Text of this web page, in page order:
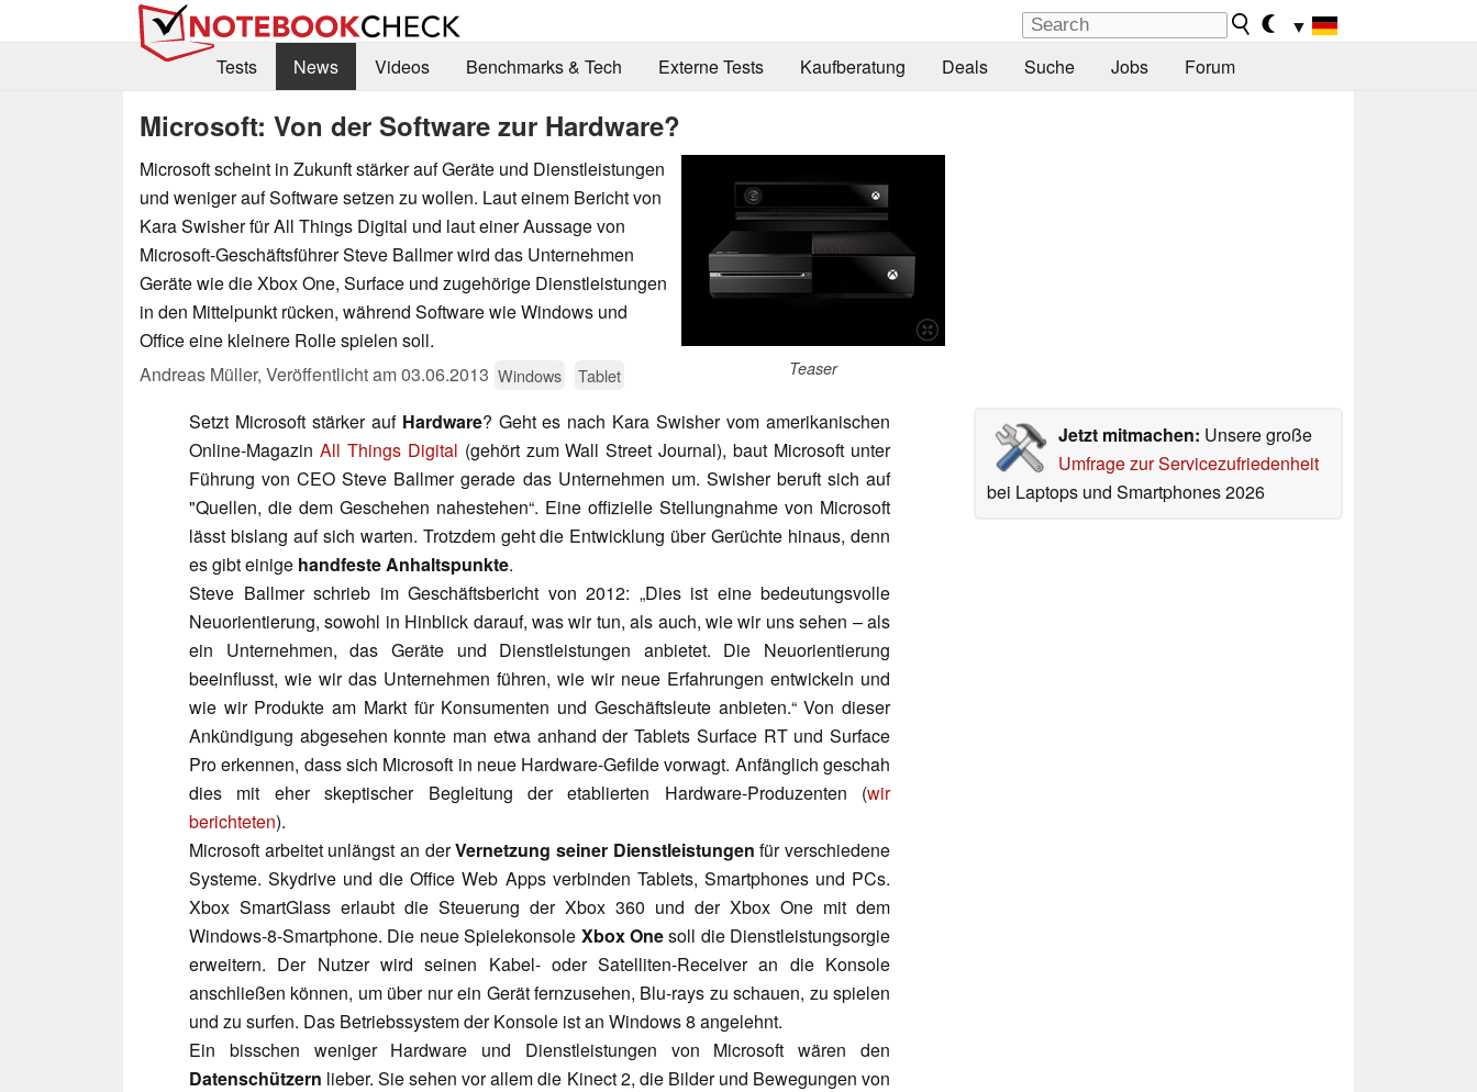
▼
Tests
News Videos Benchmarks & Tech Externe Tests Kaufberatung Deals Suche Jobs Forum
Microsoft: Von der Software zur Hardware?
Teaser
Microsoft scheint in Zukunft stärker auf Geräte und Dienstleistungen
und weniger auf Software setzen zu wollen. Laut einem Bericht von
Kara Swisher für All Things Digital und laut einer Aussage von
Microsoft-Geschäftsführer Steve Ballmer wird das Unternehmen
Geräte wie die Xbox One, Surface und zugehörige Dienstleistungen
in den Mittelpunkt rücken, während Software wie Windows und
Office eine kleinere Rolle spielen soll.
Andreas Müller, Veröffentlicht am03.06.2013 Windows Tablet
Jetzt mitmachen: Unsere große
Umfrage zur Servicezufriedenheit
bei Laptops und Smartphones 2026
Setzt Microsoft stärker auf Hardware? Geht es nach Kara Swisher vom amerikanischen
Online-Magazin All Things Digital (gehört zum Wall Street Journal), baut Microsoft unter
Führung von CEO Steve Ballmer gerade das Unternehmen um. Swisher beruft sich auf
"Quellen, die dem Geschehen nahestehen“. Eine offizielle Stellungnahme von Microsoft
lässt bislang auf sich warten. Trotzdem geht die Entwicklung über Gerüchte hinaus, denn
es gibt einige handfeste Anhaltspunkte.
Steve Ballmer schrieb im Geschäftsbericht von 2012: „Dies ist eine bedeutungsvolle
Neuorientierung, sowohl in Hinblick darauf, was wir tun, als auch, wie wir uns sehen – als
ein Unternehmen, das Geräte und Dienstleistungen anbietet. Die Neuorientierung
beeinflusst, wie wir das Unternehmen führen, wie wir neue Erfahrungen entwickeln und
wie wir Produkte am Markt für Konsumenten und Geschäftsleute anbieten.“ Von dieser
Ankündigung abgesehen konnte man etwa anhand der Tablets SurfaceRT und Surface
Pro erkennen, dass sich Microsoft in neue Hardware-Gefilde vorwagt. Anfänglich geschah
dies mit eher skeptischer Begleitung der etablierten Hardware-Produzenten (wir
berichteten).
Microsoft arbeitet unlängst an derVernetzung seiner Dienstleistungen für verschiedene
Systeme. Skydrive und die Office Web Apps verbinden Tablets, Smartphones und PCs.
Xbox SmartGlass erlaubt die Steuerung der Xbox 360 und der Xbox One mit dem
Windows-8-Smartphone. Die neue Spielekonsole Xbox Onesoll die Dienstleistungsorgie
erweitern. Der Nutzer wird seinen Kabel- oder Satelliten-Receiver an die Konsole
anschließen können, um über nur ein Gerät fernzusehen, Blu-rays zu schauen, zu spielen
und zu surfen. Das Betriebssystem der Konsole ist an Windows 8 angelehnt.
Ein bisschen weniger Hardware und Dienstleistungen von Microsoft wären den
Datenschützern lieber. Sie sehen vor allem die Kinect 2, die Bilder und Bewegungen von